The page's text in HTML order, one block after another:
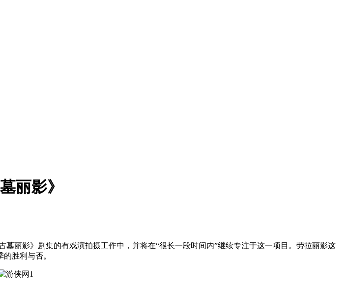
丽影》
影》剧集的有戏演拍摄工作中，并将在“很长一段时间内”继续专注于这一项目。劳拉丽影这
胜利与否。